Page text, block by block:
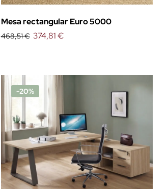
Mesa rectangular Euro 5000
468,51 € 374,81 €
-20%